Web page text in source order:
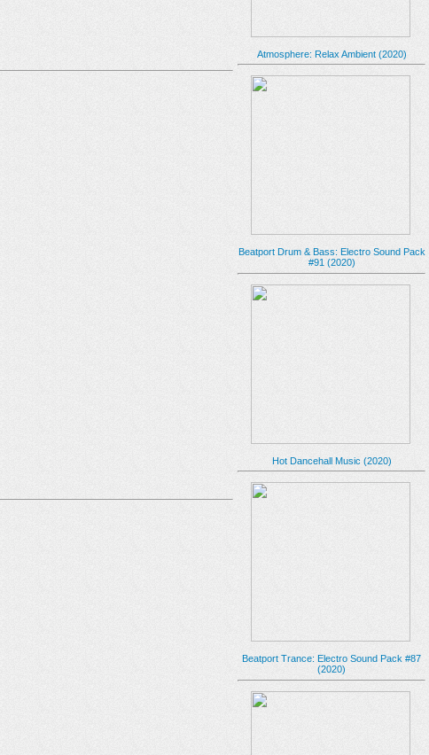
Atmosphere: Relax Ambient (2020)
Beatport Drum & Bass: Electro Sound Pack
#91 (2020)
Hot Dancehall Music (2020)
Beatport Trance: Electro Sound Pack #87
(2020)